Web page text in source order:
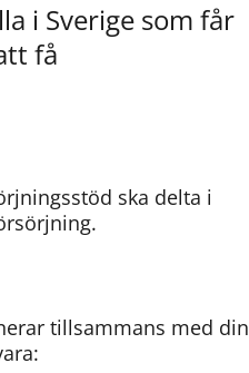
i Sverige som får
få
ska delta i
tillsammans med din